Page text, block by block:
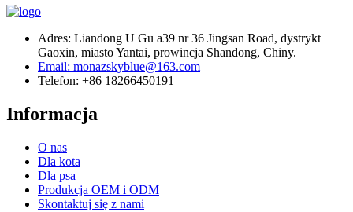
Adres: Liandong U Gu a39 nr 36 Jingsan Road, dystrykt
Gaoxin, miasto Yantai, prowincja Shandong, Chiny.
Email: monazskyblue@163.com
Telefon: +86 18266450191
Informacja
O nas
Dla kota
Dla psa
Produkcja OEM i ODM
Skontaktuj się z nami